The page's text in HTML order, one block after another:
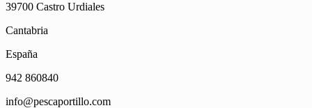
39700 Castro Urdiales
Cantabria
España
942 860840
info@pescaportillo.com